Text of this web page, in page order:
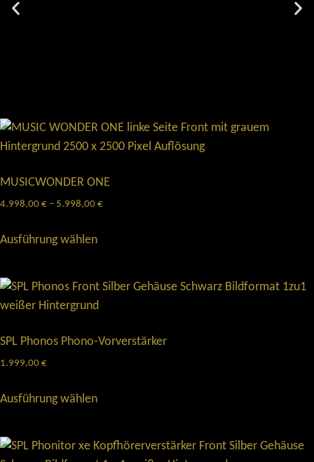
MUSICWONDER ONE
4.998,00€ – 5.998,00€
Ausführung wählen
SPL Phonos Phono-Vorverstärker
1.999,00€
Ausführung wählen